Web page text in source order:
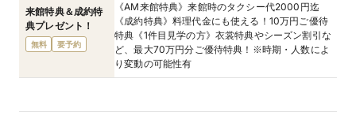
来館特典＆成約特
典プレゼント！
無料 要予約
《AM来館特典》来館時のタクシー代2000円迄
《成約特典》料理代金にも使える！10万円ご優待
特典《1件目見学の方》衣裳特典やシーズン割引な
ど、最大70万円分ご優待特典！※時期・人数によ
り変動の可能性有